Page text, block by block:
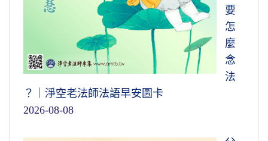
要
怎
麼
念
法
？｜淨空老法師法語早安圖卡
2026-08-08